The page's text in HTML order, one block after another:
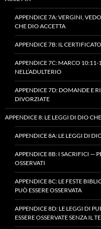
APPENDICE 7A: VERGINI,
CHE DIO ACCETTA
APPENDICE 7B: IL
APPENDICE 7C: MARCO 10:11-
NELL’ADULTERIO
APPENDICE 7D: DOMANDE E
DIVORZIATE
APPENDICE 8: LE LEGGI DI DIO
APPENDICE 8A: LE LEGGI DI
APPENDICE 8B: I SACRIFICI —
OSSERVATI
APPENDICE 8C: LE FESTE
PUÒ ESSERE OSSERVATA
APPENDICE 8D: LE LEGGI DI
ESSERE OSSERVATE SENZA IL